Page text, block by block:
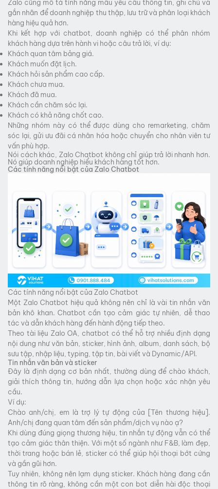
Zalo cũng mô tả tính năng mẫu yêu cầu thông tin, ghi chú và
gắn nhãn để doanh nghiệp thu thập, lưu trữ và phân loại khách
hàng hiệu quả hơn.
Khi kết hợp với chatbot, doanh nghiệp có thể phân nhóm
khách hàng dựa trên hành vi hoặc câu trả lời, ví dụ:
Khách quan tâm bảng giá.
Khách muốn đặt lịch.
Khách hỏi sản phẩm cao cấp.
Khách chưa mua.
Khách đã mua.
Khách cần chăm sóc lại.
Khách có khả năng chốt cao.
Những nhóm này có thể được dùng cho remarketing, chăm
sóc lại, gửi ưu đãi cá nhân hóa hoặc chuyển cho nhân viên tư
vấn phù hợp.
Nói cách khác, Zalo Chatbot không chỉ giúp trả lời nhanh hơn.
Nó giúp doanh nghiệp hiểu khách hàng tốt hơn.
Các tính năng nổi bật của Zalo Chatbot
Các tính năng nổi bật của Zalo Chatbot
Một Zalo Chatbot hiệu quả không nên chỉ là vài tin nhắn văn
bản khô khan. Chatbot cần tạo cảm giác tự nhiên, dễ thao
tác và dẫn khách hàng đến hành động tiếp theo.
Theo tài liệu Zalo OA, chatbot có thể hỗ trợ nhiều định dạng
nội dung như văn bản, sticker, hình ảnh, album, danh sách, bộ
sưu tập, nhập liệu, typing, tập tin, bài viết và Dynamic/API.
Tin nhắn văn bản và sticker
Đây là định dạng cơ bản nhất, thường dùng để chào khách,
giải thích thông tin, hướng dẫn lựa chọn hoặc xác nhận yêu
cầu.
Ví dụ:
Chào anh/chị, em là trợ lý tự động của [Tên thương hiệu].
Anh/chị đang quan tâm đến sản phẩm/dịch vụ nào ạ?
Khi dùng đúng giọng thương hiệu, tin nhắn tự động vẫn có thể
tạo cảm giác thân thiện. Với một số ngành như F&B, làm đẹp,
thời trang hoặc bán lẻ, sticker có thể giúp hội thoại bớt cứng
và gần gũi hơn.
Tuy nhiên, không nên lạm dụng sticker. Khách hàng đang cần
thông tin rõ ràng, không cần một con bot diễn hài độc thoại